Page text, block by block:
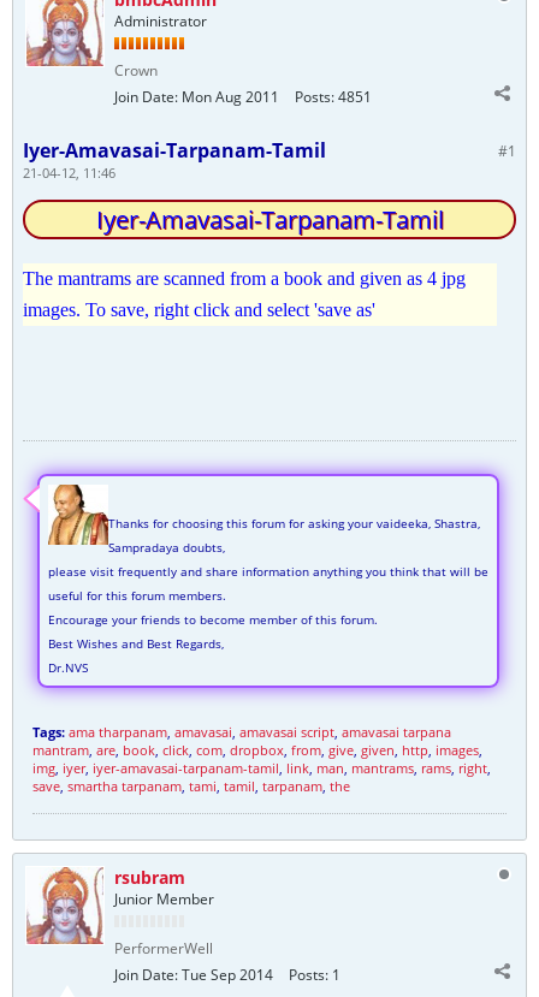
Administrator
Crown
Join Date: Mon Aug 2011 Posts:4851
#1
Iyer-Amavasai-Tarpanam-Tamil
21-04-12, 11:46
Iyer-Amavasai-Tarpanam-Tamil
The mantrams are scanned from a book and given as 4 jpg
images. To save, right click and select 'save as'
Thanks for choosing this forum for asking your vaideeka, Shastra,
Sampradaya doubts,
please visit frequently and share information anything you think that will be
useful for this forum members.
Encourage your friends to become member of this forum.
Best Wishes and Best Regards,
Dr.NVS
Tags: ama tharpanam, amavasai, amavasai script, amavasai tarpana
mantram, are, book, click, com, dropbox, from, give, given, http, images,
img, iyer, iyer-amavasai-tarpanam-tamil, link, man, mantrams, rams, right,
save, smartha tarpanam, tami, tamil, tarpanam, the
rsubram
Junior Member
PerformerWell
Join Date:Tue Sep 2014 Posts: 1